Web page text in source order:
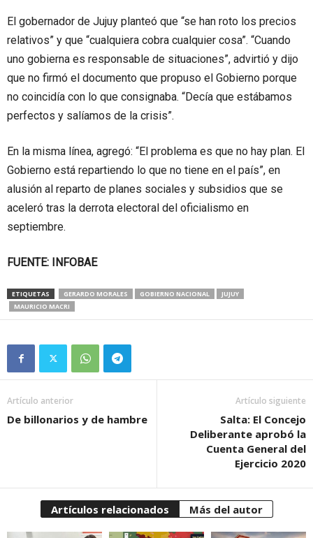
El gobernador de Jujuy planteó que “se han roto los precios
relativos” y que “cualquiera cobra cualquier cosa”. “Cuando
uno gobierna es responsable de situaciones”, advirtió y dijo
que no firmó el documento que propuso el Gobierno porque
no coincidía con lo que consignaba. “Decía que estábamos
perfectos y salíamos de la crisis”.
En la misma línea, agregó: “El problema es que no hay plan. El
Gobierno está repartiendo lo que no tiene en el país”, en
alusión al reparto de planes sociales y subsidios que se
aceleró tras la derrota electoral del oficialismo en
septiembre.
FUENTE: INFOBAE
ETIQUETAS GERARDO MORALES GOBIERNO NACIONAL
JUJUY
MAURICIO MACRI
Artículo anterior
De billonarios y de hambre
Artículo siguiente
Salta: El Concejo
Deliberante aprobó la
Cuenta General del
Ejercicio 2020
Artículos relacionados Más del autor